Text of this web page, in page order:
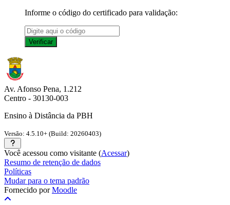
Informe o código do certificado para validação:
Av. Afonso Pena, 1.212
Centro - 30130-003
Ensino à Distância da PBH
Versão: 4.5.10+ (Build: 20260403)
Você acessou como visitante (Acessar)
Resumo de retenção de dados
Políticas
Mudar para o tema padrão
Fornecido porMoodle